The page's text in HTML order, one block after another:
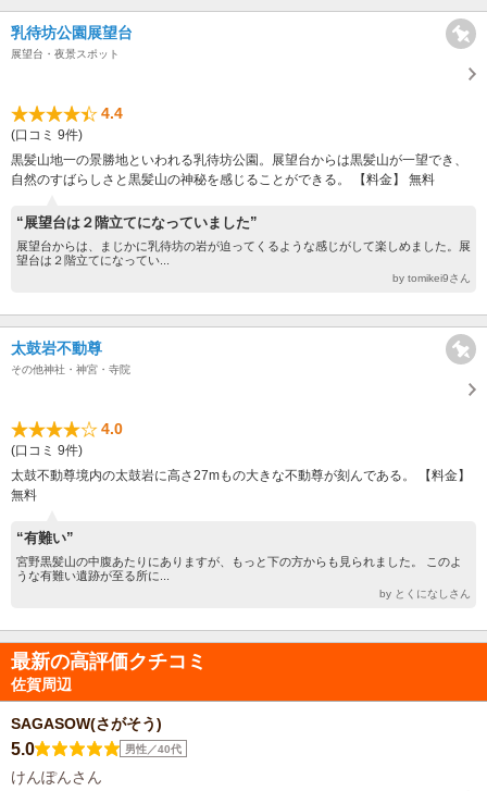
乳待坊公園展望台
展望台・夜景スポット
4.4
(口コミ 9件)
黒髪山地一の景勝地といわれる乳待坊公園。展望台からは黒髪山が一望でき、
自然のすばらしさと黒髪山の神秘を感じることができる。 【料金】 無料
“展望台は２階立てになっていました”
展望台からは、まじかに乳待坊の岩が迫ってくるような感じがして楽しめました。展
望台は２階立てになってい...
by tomikei9さん
太鼓岩不動尊
その他神社・神宮・寺院
4.0
(口コミ 9件)
太鼓不動尊境内の太鼓岩に高さ27mもの大きな不動尊が刻んである。 【料金】
無料
“有難い”
宮野黒髪山の中腹あたりにありますが、もっと下の方からも見られました。 このよ
うな有難い遺跡が至る所に...
by とくになしさん
最新の高評価クチコミ
佐賀周辺
SAGASOW(さがそう)
5.0 男性／40代
けんぽんさん